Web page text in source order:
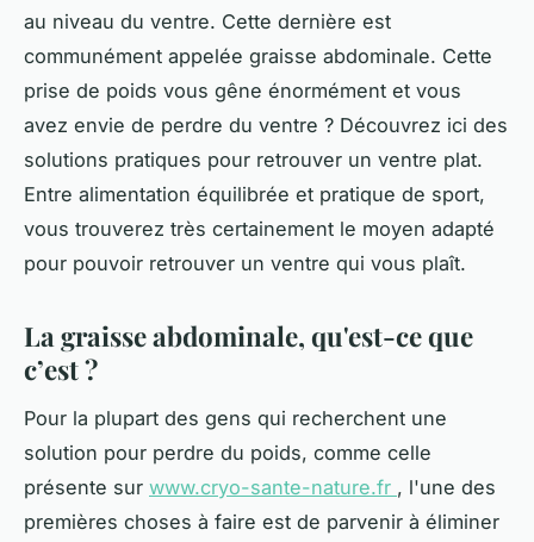
au niveau du ventre. Cette dernière est
communément appelée graisse abdominale. Cette
prise de poids vous gêne énormément et vous
avez envie de perdre du ventre ? Découvrez ici des
solutions pratiques pour retrouver un ventre plat.
Entre alimentation équilibrée et pratique de sport,
vous trouverez très certainement le moyen adapté
pour pouvoir retrouver un ventre qui vous plaît.
La graisse abdominale, qu'est-ce que
c’est ?
Pour la plupart des gens qui recherchent une
solution pour perdre du poids, comme celle
présente sur www.cryo-sante-nature.fr , l'une des
premières choses à faire est de parvenir à éliminer